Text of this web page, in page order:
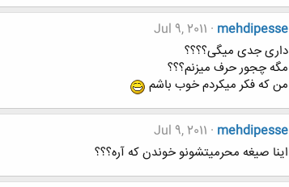
mehdipesse
Jul 9, 2011
داری جدی میگی؟؟؟؟
مگه چجور حرف میزنم؟؟؟
من که فکر میکردم خوب باشم
mehdipesse
Jul 9, 2011
اینا صیغه محرمیتشونو خوندن که آره؟؟؟